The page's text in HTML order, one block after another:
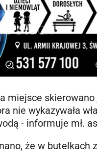
miejsce
nie wykazywała
- informuje mł.
że w butelkach